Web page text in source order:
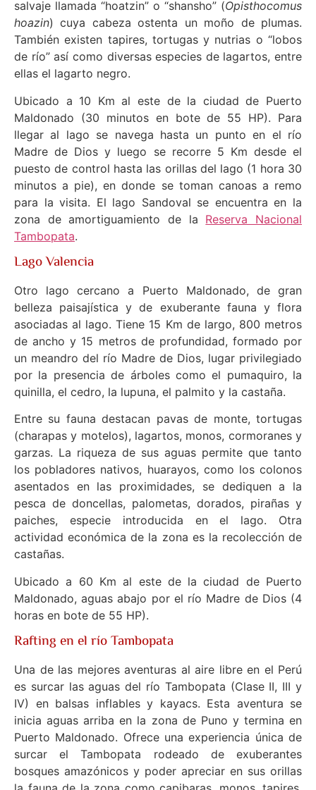
salvaje llamada “hoatzin” o “shansho” (Opisthocomus
hoazin) cuya cabeza ostenta un moño de plumas.
También existen tapires, tortugas y nutrias o “lobos
de río” así como diversas especies de lagartos, entre
ellas el lagarto negro.
Ubicado a 10 Km al este de la ciudad de Puerto
Maldonado (30 minutos en bote de 55 HP). Para
llegar al lago se navega hasta un punto en el río
Madre de Dios y luego se recorre 5 Km desde el
puesto de control hasta las orillas del lago (1 hora 30
minutos a pie), en donde se toman canoas a remo
para la visita. El lago Sandoval se encuentra en la
zona de amortiguamiento de la Reserva Nacional
Tambopata.
Lago Valencia
Otro lago cercano a Puerto Maldonado, de gran
belleza paisajística y de exuberante fauna y flora
asociadas al lago. Tiene 15 Km de largo, 800 metros
de ancho y 15 metros de profundidad, formado por
un meandro del río Madre de Dios, lugar privilegiado
por la presencia de árboles como el pumaquiro, la
quinilla, el cedro, la lupuna, el palmito y la castaña.
Entre su fauna destacan pavas de monte, tortugas
(charapas y motelos), lagartos, monos, cormoranes y
garzas. La riqueza de sus aguas permite que tanto
los pobladores nativos, huarayos, como los colonos
asentados en las proximidades, se dediquen a la
pesca de doncellas, palometas, dorados, pirañas y
paiches, especie introducida en el lago. Otra
actividad económica de la zona es la recolección de
castañas.
Ubicado a 60 Km al este de la ciudad de Puerto
Maldonado, aguas abajo por el río Madre de Dios (4
horas en bote de 55 HP).
Rafting en el río Tambopata
Una de las mejores aventuras al aire libre en el Perú
es surcar las aguas del río Tambopata (Clase II, III y
IV) en balsas inflables y kayacs. Esta aventura se
inicia aguas arriba en la zona de Puno y termina en
Puerto Maldonado. Ofrece una experiencia única de
surcar el Tambopata rodeado de exuberantes
bosques amazónicos y poder apreciar en sus orillas